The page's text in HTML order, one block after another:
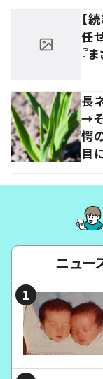
【
任
『
長
→
愕
目
ニュー